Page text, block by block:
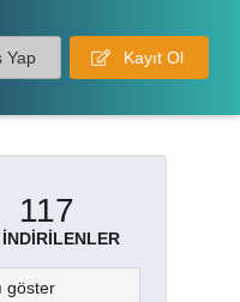
Yap Kayıt Ol
117
İNDIRILENLER
göster